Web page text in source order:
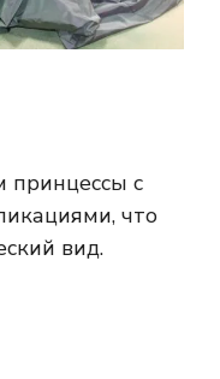
принцессы с
что
вид.